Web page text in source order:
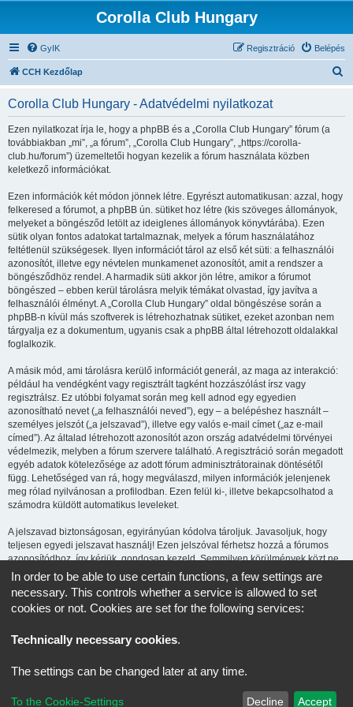
Corolla Club Hungary
GyIK Belépés
Regisztráció
CCH Kezdőlap
Corolla Club Hungary - Adatvédelmi nyilatkozat
Ezen nyilatkozat írja le, hogy a phpBB és a „Corolla Club Hungary” fórum (a
továbbiakban „mi”, „a fórum”, „Corolla Club Hungary”, „https://corolla-
club.hu/forum”) üzemeltetői hogyan kezelik a fórum használata közben
keletkező információkat.
Ezen információk két módon jönnek létre. Egyrészt automatikusan: azzal, hogy
felkeresed a fórumot, a phpBB ún. sütiket hoz létre (kis szöveges állományok,
melyeket a böngésződ letölt az ideiglenes állományok könyvtárába). Ezen
sütik olyan fontos adatokat tartalmaznak, melyek a fórum használatához
feltétlenül szükségesek. Ilyen információt tárol az első két süti: a felhasználói
azonosítót, illetve egy névtelen munkamenet azonosítót, amit a rendszer a
böngésződhöz rendel. A harmadik süti akkor jön létre, amikor a fórumot
böngészed – ebben kerül tárolásra melyik témákat olvastad, így javítva a
felhasználói élményt. A „Corolla Club Hungary” oldal böngészése során a
phpBB-n kívül más szoftverek is létrehozhatnak sütiket, ezeket azonban nem
tárgyalja ez a dokumentum, ugyanis csak a phpBB által létrehozott oldalakkal
foglalkozik.
A másik mód, ami tárolásra kerülő információt generál, az maga az interakció:
például ha vendégként vagy regisztrált tagként hozzászólást írsz vagy
regisztrálsz. Ez utóbbi folyamat során meg kell adnod egy egyedien
azonosítható nevet („a felhasználói neved”), egy – a belépéshez használt –
személyes jelszót („a jelszavad”), illetve egy valós e-mail címet („az e-mail
címed”). Az általad létrehozott azonosítót azon ország adatvédelmi törvényei
védelmezik, melyben a fórum szervere található. A regisztráció során megadott
egyéb adatok kötelezősége az adott fórum adminisztrátorainak döntésétől
függ. Lehetőséged van rá, hogy megválaszd, milyen információk jelenjenek
meg rólad nyilvánosan a profilodban. Ezen felül ki-, illetve bekapcsolhatod a
számodra küldött automatikus leveleket.
A jelszavad biztonságosan, egyirányúan kódolva tároljuk. Javasoljuk, hogy
teljesen egyedi jelszavat használj! Ezen jelszóval férhetsz hozzá a fórumos
azonosítódhoz, így kérjük, gondosan kezeld. Semmilyen körülmények közt ne
add ki harmadik személynek, még ha az az oldal üzemeltetője is, vagy ha a
phpBB-vel kapcsolatban kérik! Amennyiben elfelejted a jelszavad, használd az
„Elfelejtettem a jelszavam” funkciót. A rendszer kérni fogja a felhasználóneved
és az e-mail címed, majd generálni fog egy új jelszót, így újra használhatod az
® Forum Software © phpBB Limited
Magyar fordítás ©
Magyar phpBB Közösség
In order to be able to use certain functions, a few settings are
necessary. This controls whether a service is allowed to set
cookies or not. Cookies are set for the following services:
Technically necessary cookies.
The settings can be changed later at any time.
To the Cookie-Settings Decline Accept